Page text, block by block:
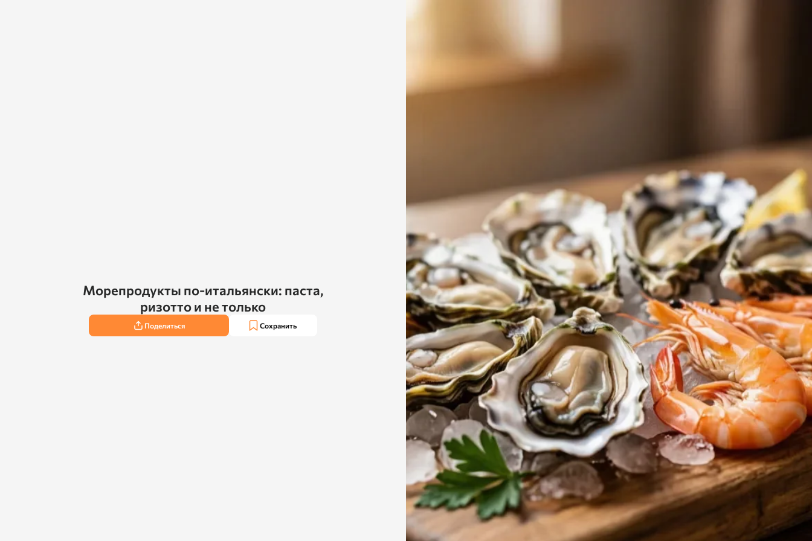
Морепродукты по‑итальянски: паста,
ризотто и не только
Поделиться Сохранить